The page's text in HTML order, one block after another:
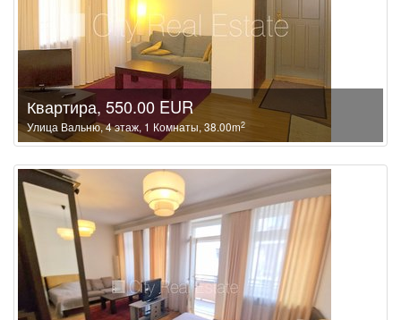
Квартира, 550.00 EUR
Улица Вальню, 4 этаж, 1 Комнаты, 38.00m2